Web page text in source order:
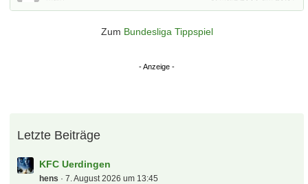
Zum Bundesliga Tippspiel